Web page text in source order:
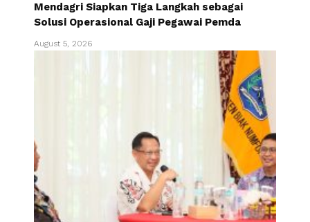
Mendagri Siapkan Tiga Langkah sebagai
Solusi Operasional Gaji Pegawai Pemda
August 5, 2026